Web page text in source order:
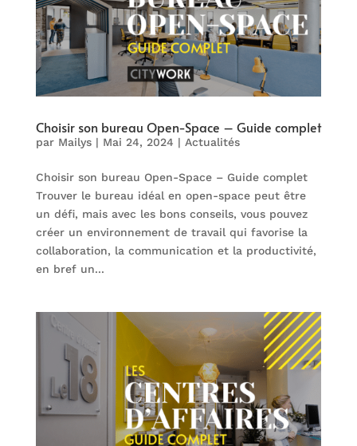
Choisir son bureau Open-Space – Guide complet
par Mailys| Mai 24, 2024 | Actualités
Choisir son bureau Open-Space – Guide complet
Trouver le bureau idéal en open-space peut être
un défi, mais avec les bons conseils, vous pouvez
créer un environnement de travail qui favorise la
collaboration, la communication et la productivité,
en bref un...